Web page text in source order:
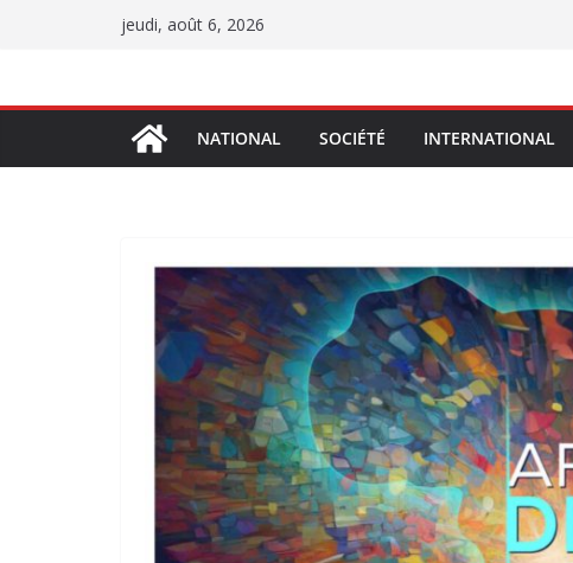
jeudi, août 6, 2026
NATIONAL SOCIÉTÉ INTERNATIONAL